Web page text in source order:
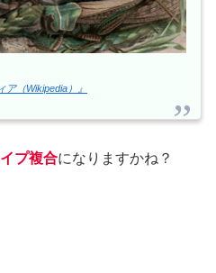
（Wikipedia）』
プ複合になりますかね？